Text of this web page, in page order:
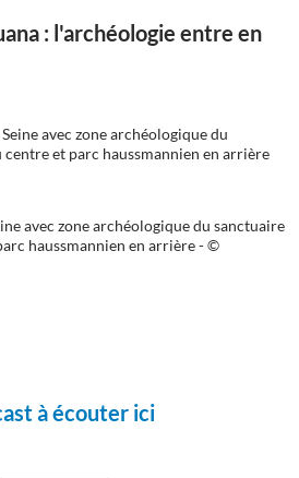
: l'archéologie entre en
avec zone archéologique du sanctuaire
haussmannien en arrière - ©
à écouter ici